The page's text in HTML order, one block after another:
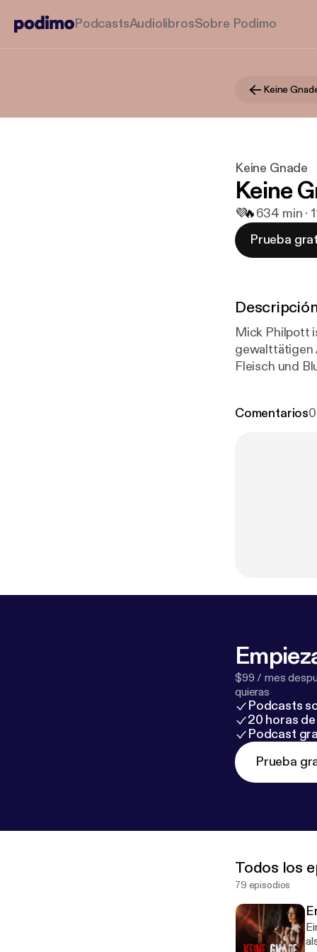
PodcastsAudiolibrosSobre Podimo
Keine
Keine Gnade
Keine
💜🔥634 min ·
Prueba
Mick Philpott
gewalttätigen
Fleisch und
Comentarios0
$99 / mes
quieras
Podcasts
20 horas
Podcast
Prueba
Todos los
79 episodios